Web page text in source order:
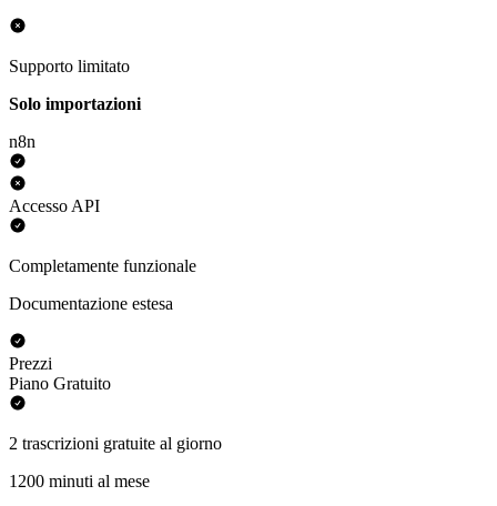
Supporto limitato
Solo importazioni
n8n
Accesso API
Completamente funzionale
Documentazione estesa
Prezzi
Piano Gratuito
2 trascrizioni gratuite al giorno
1200 minuti al mese